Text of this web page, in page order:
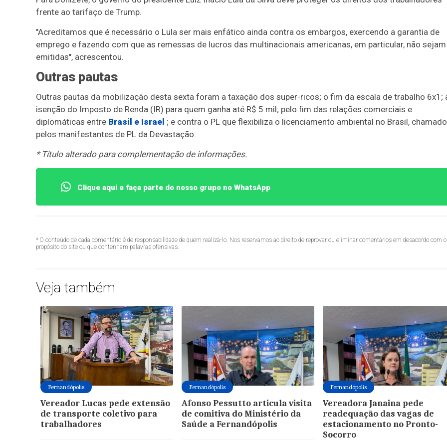
frente ao tarifaço de Trump.
"Acreditamos que é necessário o Lula ser mais enfático ainda contra os embargos, exercendo a garantia de
emprego e fazendo com que as remessas de lucros das multinacionais americanas, em particular, não sejam
emitidas", acrescentou.
Outras pautas
Outras pautas da mobilização desta sexta foram a taxação dos super-ricos; o fim da escala de trabalho 6x1;
isenção do Imposto de Renda (IR) para quem ganha até R$ 5 mil; pelo fim das relações comerciais e
diplomáticas entre Brasil e Israel ; e contra o PL que flexibiliza o licenciamento ambiental no Brasil, chamado
pelos manifestantes de PL da Devastação.
* Título alterado para complementação de informações.
Clique aqui e faça parte do nosso grupo no WhatsApp
* O conteúdo de cada comentário é de responsabilidade de quem realizá-lo. Nos reservamos ao direito de reprovar ou eliminar comentários em desacordo com o
propósito do site ou que contenham palavras ofensivas.
Veja também
Fernandópolis
Vereador Lucas pede extensão
de transporte coletivo para
trabalhadores
Fernandópolis
Afonso Pessutto articula visita
de comitiva do Ministério da
Saúde a Fernandópolis
Fernandópolis
Vereadora Janaina pede
readequação das vagas de
estacionamento no Pronto-
Socorro